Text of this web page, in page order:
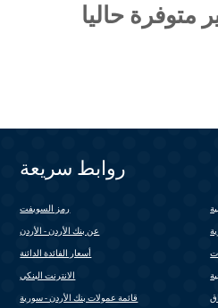
متوفرة حاليا
روابط سريعة
رمز السويفت
عن بنك الأردن - الأردن
أسعار الفائدة الدائنة
الانترنت البنكي
قائمة عمولات بنك الأردن - سورية